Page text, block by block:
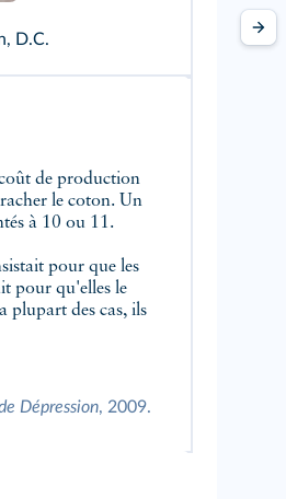
D.C.
de production
le coton. Un
à 10 ou 11.
pour que les
pour qu'elles le
plupart des cas, ils
Dépression, 2009.